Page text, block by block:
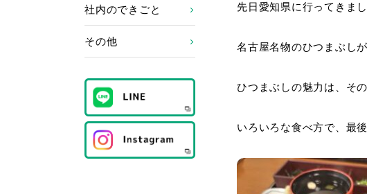
先日愛知県に行ってきまし
名古屋名物のひつまぶし
ひつまぶしの魅力は、そ
いろいろな食べ方で、最
社内のできごと
その他